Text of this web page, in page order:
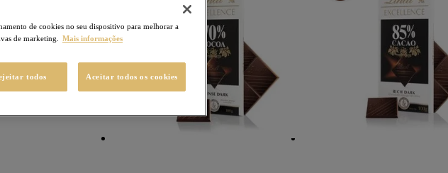
de cookies no seu dispositivo para melhorar a
de marketing.
Mais informações
todos Aceitar todos os cookies